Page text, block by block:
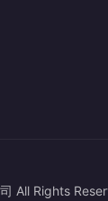
All Rights